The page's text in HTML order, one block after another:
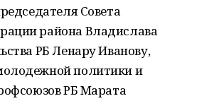
Совета
района Владислава
РБ Ленару Иванову,
политики и
РБ Марата